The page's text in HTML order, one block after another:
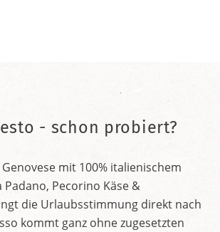
- schon probiert?
mit 100% italienischem
Padano, Pecorino Käse &
die Urlaubsstimmung direkt nach
kommt ganz ohne zugesetzten